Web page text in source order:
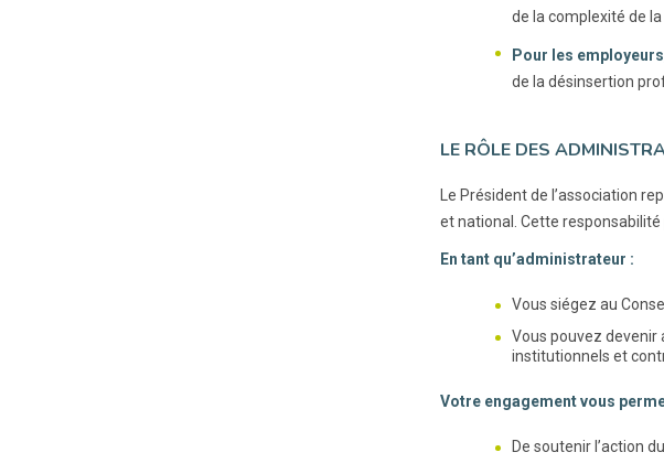
de la complexité de la
Pour les
de la désinsertion
LE RÔLE DES
Le Président de l’association
et national. Cette
En tant qu’administrateur :
Vous siégez au
Vous pouvez devenir
institutionnels et
Votre engagement vous
De soutenir l’action